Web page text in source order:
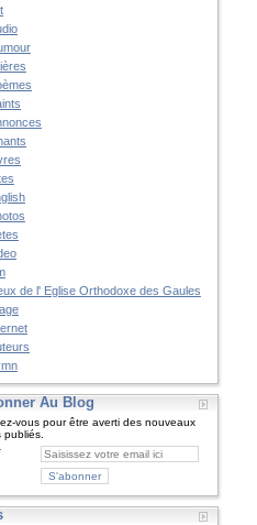
de l' Eglise Orthodoxe des Gaules
Au Blog
vous pour être averti des nouveaux
publiés.